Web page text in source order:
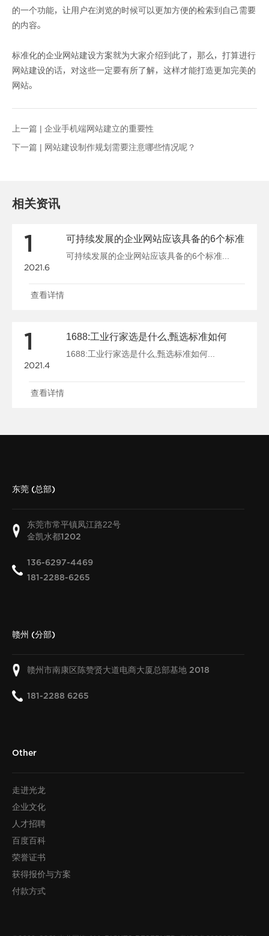
的一个功能，让用户在浏览的时候可以更加方便的检索到自己需要
的内容。
标准化的企业网站建设方案就为大家介绍到此了，那么，打算进行
网站建设的话，对这些一定要有所了解，这样才能打造更加完美的
网站。
上一篇 | 企业手机端网站建立的重要性
下一篇 | 网站建设制作规划需要注意哪些情况呢？
相关资讯
1
2021.6
可持续发展的企业网站应该具备的6个标准
可持续发展的企业网站应该具备的6个标准...
查看详情
1
2021.4
1688:工业行家选是什么,甄选标准如何
1688:工业行家选是什么,甄选标准如何...
查看详情
东莞 (总部)
东莞市常平镇凤江路22号
金凯水都1202
136-6297-4469
181-2288-6265
赣州 (分部)
赣州市南康区陈赞贤大道电商大厦总部基地 2018
181-2288 6265
Other
走进光龙
企业文化
人才招聘
百度百科
荣誉证书
获得报价与方案
付款方式